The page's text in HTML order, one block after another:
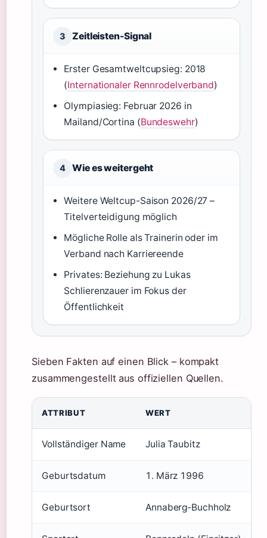
3 Zeitleisten-Signal
Erster Gesamtweltcupsieg: 2018
(Internationaler Rennrodelverband)
Olympiasieg: Februar 2026 in
Mailand/Cortina (Bundeswehr)
4 Wie es weitergeht
Weitere Weltcup-Saison 2026/27 –
Titelverteidigung möglich
Mögliche Rolle als Trainerin oder im
Verband nach Karriereende
Privates: Beziehung zu Lukas
Schlierenzauer im Fokus der
Öffentlichkeit
Sieben Fakten auf einen Blick – kompakt
zusammengestellt aus offiziellen Quellen.
ATTRIBUT WERT
Vollständiger Name Julia Taubitz
Geburtsdatum 1. März 1996
Geburtsort Annaberg-Buchholz